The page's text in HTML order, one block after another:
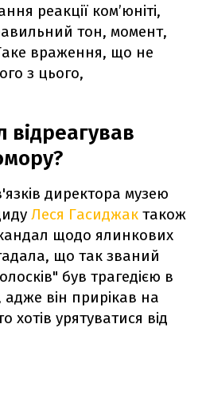
реакції ком’юніті,
тон, момент,
враження, що не
з цього,
відреагував
директора музею
Леся Гасиджак також
щодо ялинкових
що так званий
був трагедією в
адже він прирікав на
хотів урятуватися від